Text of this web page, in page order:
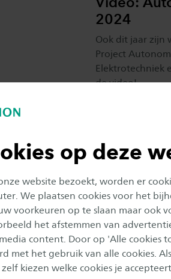
op deze
website bezoekt, worden er
We plaatsen cookies voor het
voorkeuren op te slaan maar ook
het afstemmen van
content. Door op 'Alle cookies
met het gebruik van alle cookies.
kiezen welke cookies je accepteert.
2024
Ook dit jaar zijn
Project
Elektrotechniek
de video!
Video:
Afgelopen
2024 plaats bij
studenten uit
gingen in 150
opdrachtgevers
sfeerimpressie